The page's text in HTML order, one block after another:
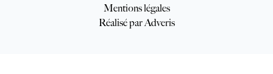
Mentions légales
Réalisé par Adveris